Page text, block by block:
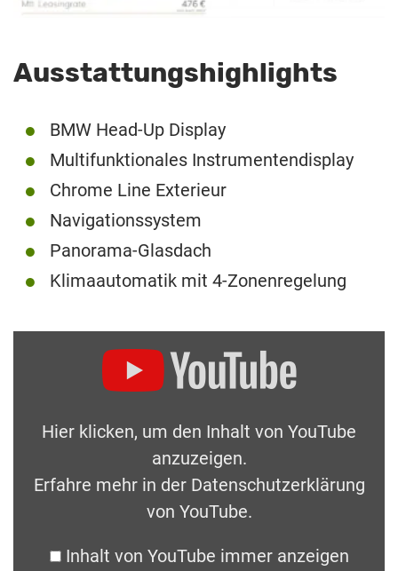
Ausstattungshighlights
BMW Head-Up Display
Multifunktionales Instrumentendisplay
Chrome Line Exterieur
Navigationssystem
Panorama-Glasdach
Klimaautomatik mit 4-Zonenregelung
Hier klicken, um den Inhalt von YouTube
anzuzeigen.
Erfahre mehr in der Datenschutzerklärung
von YouTube.
Inhalt von YouTube immer anzeigen